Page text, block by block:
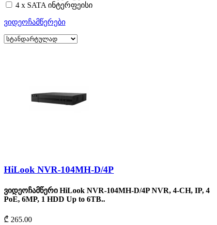
4 x SATA ინტერფეისი
ვიდეოჩამწერები
HiLook NVR-104MH-D/4P
ვიდეოჩამწერი HiLook NVR-104MH-D/4P NVR, 4-CH, IP, 4
PoE, 6MP, 1 HDD Up to 6TB..
₾ 265.00